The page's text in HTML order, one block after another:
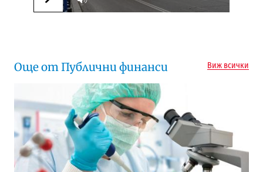
Следваща новина
Още от Публични финанси Виж всички